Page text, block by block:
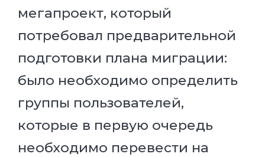
мегапроект, который
потребовал предварительной
подготовки плана миграции:
было необходимо определить
группы пользователей,
которые в первую очередь
необходимо перевести на